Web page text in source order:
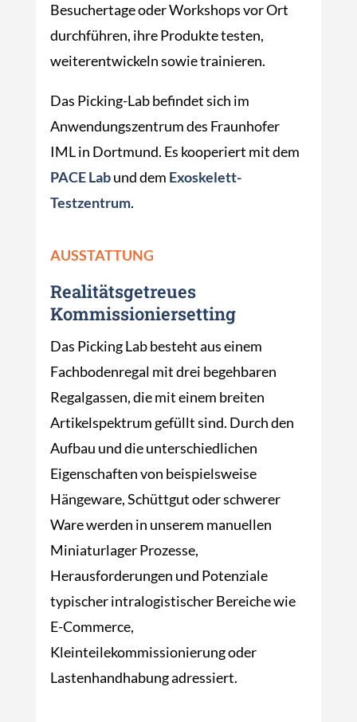
Besuchertage oder Workshops vor Ort
durchführen, ihre Produkte testen,
weiterentwickeln sowie trainieren.
Das Picking-Lab befindet sich im
Anwendungszentrum des Fraunhofer
IML in Dortmund. Es kooperiert mit dem
PACE Labund dem Exoskelett-
Testzentrum.
AUSSTATTUNG
Realitätsgetreues
Kommissioniersetting
Das Picking Lab besteht aus einem
Fachbodenregal mit drei begehbaren
Regalgassen, die mit einem breiten
Artikelspektrum gefüllt sind. Durch den
Aufbau und die unterschiedlichen
Eigenschaften von beispielsweise
Hängeware, Schüttgut oder schwerer
Ware werden in unserem manuellen
Miniaturlager Prozesse,
Herausforderungen und Potenziale
typischer intralogistischer Bereiche wie
E-Commerce,
Kleinteilekommissionierung oder
Lastenhandhabung adressiert.